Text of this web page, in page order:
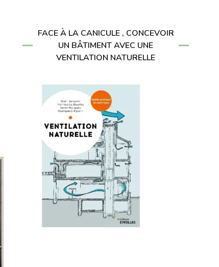
FACE À LA CANICULE , CONCEVOIR
UN BÂTIMENT AVEC UNE
VENTILATION NATURELLE